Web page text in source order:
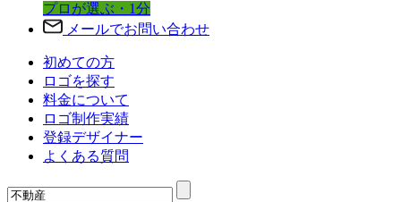
プロが選ぶ・1分
メールでお問い合わせ
初めての方
ロゴを探す
料金について
ロゴ制作実績
登録デザイナー
よくある質問